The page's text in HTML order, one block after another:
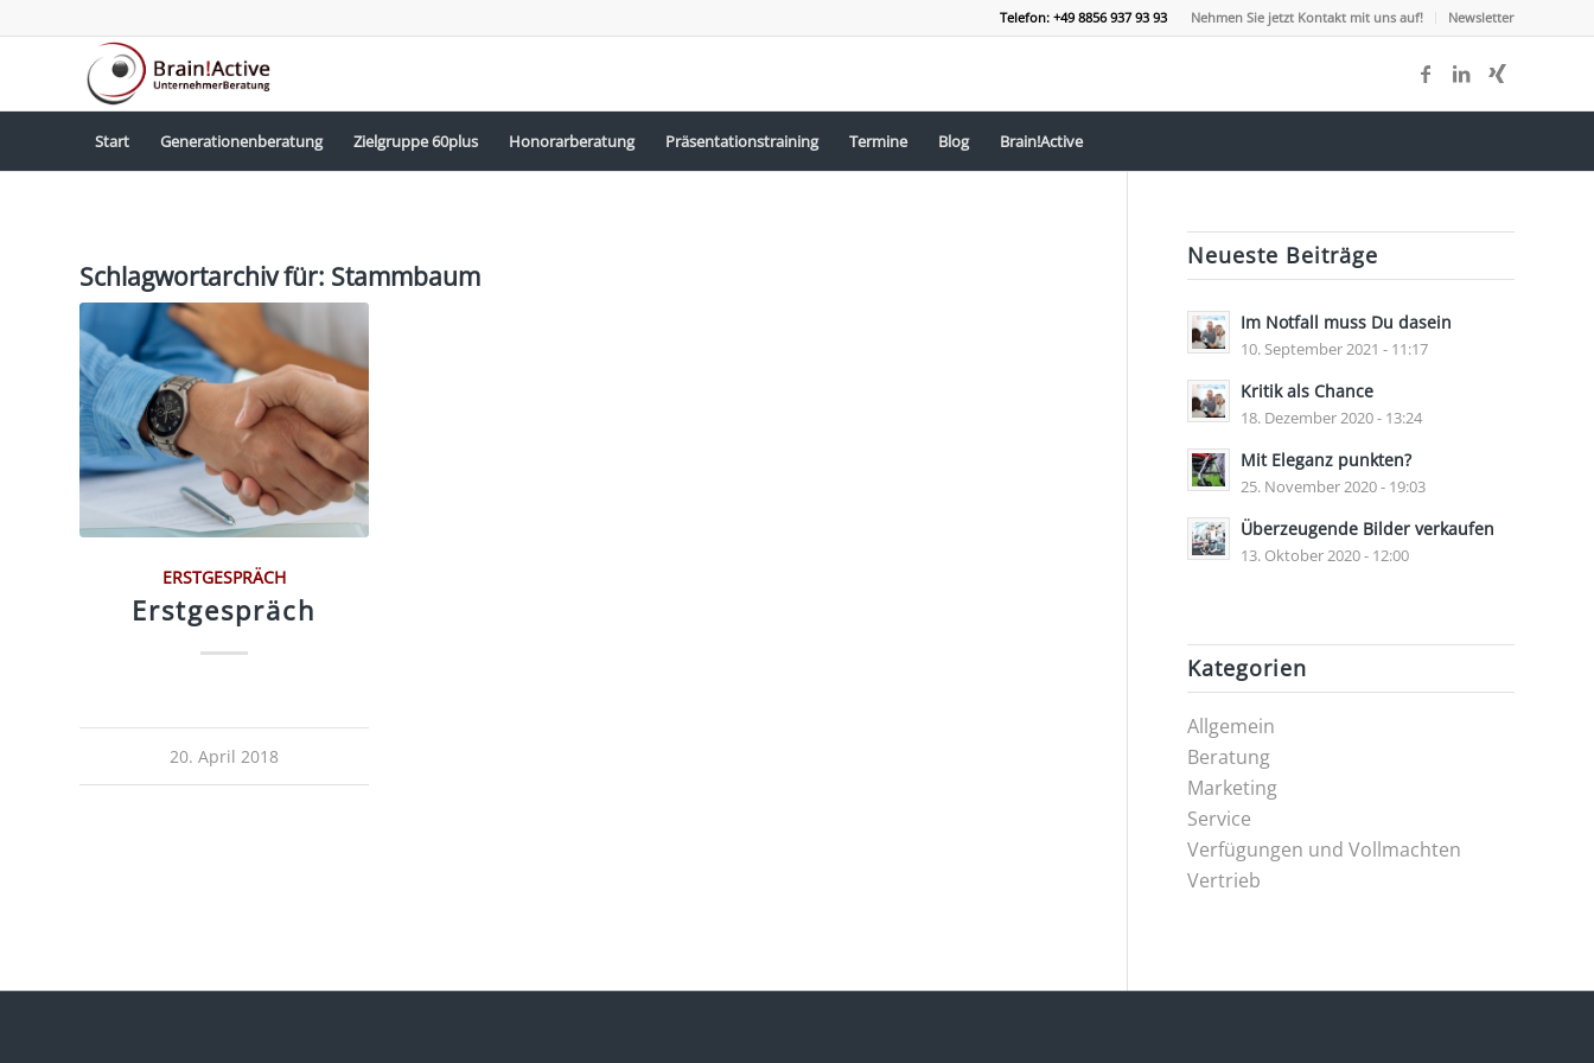
Nehmen Sie jetzt Kontakt mit uns auf! Newsletter
Telefon: +49 8856 937 93 93
Start Generationenberatung Zielgruppe 60plus Honorarberatung Präsentationstraining Termine Blog Brain!Active
Schlagwortarchiv für: Stammbaum
ERSTGESPRÄCH
Erstgespräch
20. April 2018
Neueste Beiträge
Im Notfall muss Du dasein
10. September 2021 - 11:17
Kritik als Chance
18. Dezember 2020 - 13:24
Mit Eleganz punkten?
25. November 2020 - 19:03
Überzeugende Bilder verkaufen
13. Oktober 2020 - 12:00
Kategorien
Allgemein
Beratung
Marketing
Service
Verfügungen und Vollmachten
Vertrieb